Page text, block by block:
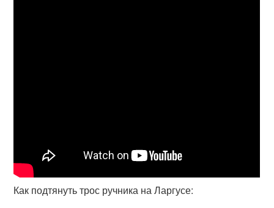
Как подтянуть трос ручника на Ларгусе: